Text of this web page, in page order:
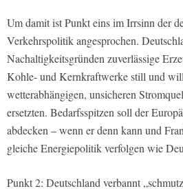
Um damit ist Punkt eins im Irrsinn der
Verkehrspolitik angesprochen.
Nachaltigkeitsgründen zuverlässige
Kohle- und Kernkraftwerke still und
wetterabhängigen, unsicheren
ersetzten. Bedarfsspitzen soll der
abdecken – wenn er denn kann und
gleiche Energiepolitik verfolgen wie
Punkt 2: Deutschland verbannt